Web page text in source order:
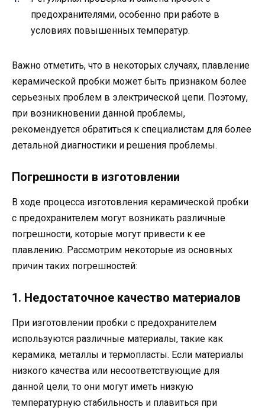
предохранителями, особенно при работе в
условиях повышенных температур.
Важно отметить, что в некоторых случаях, плавление
керамической пробки может быть признаком более
серьезных проблем в электрической цепи. Поэтому,
при возникновении данной проблемы,
рекомендуется обратиться к специалистам для более
детальной диагностики и решения проблемы.
Погрешности в изготовлении
В ходе процесса изготовления керамической пробки
с предохранителем могут возникать различные
погрешности, которые могут привести к ее
плавлению. Рассмотрим некоторые из основных
причин таких погрешностей:
1. Недостаточное качество материалов
При изготовлении пробки с предохранителем
используются различные материалы, такие как
керамика, металлы и термопласты. Если материалы
низкого качества или несоответствующие для
данной цели, то они могут иметь низкую
температурную стабильность и плавиться при